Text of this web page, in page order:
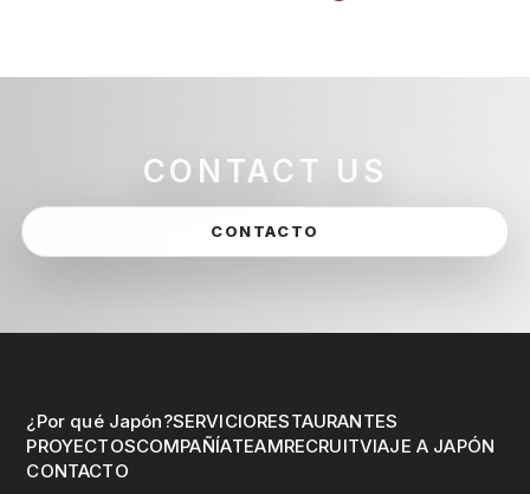
CONTACT US
CONTACTO
¿Por qué Japón?SERVICIORESTAURANTES
PROYECTOSCOMPAÑÍATEAMRECRUITVIAJE A JAPÓN
CONTACTO